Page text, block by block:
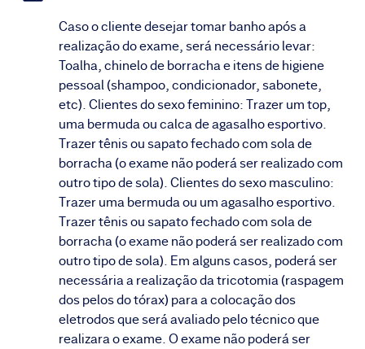
Caso o cliente desejar tomar banho após a
realização do exame, será necessário levar:
Toalha, chinelo de borracha e itens de higiene
pessoal (shampoo, condicionador, sabonete,
etc). Clientes do sexo feminino: Trazer um top,
uma bermuda ou calca de agasalho esportivo.
Trazer tênis ou sapato fechado com sola de
borracha (o exame não poderá ser realizado com
outro tipo de sola). Clientes do sexo masculino:
Trazer uma bermuda ou um agasalho esportivo.
Trazer tênis ou sapato fechado com sola de
borracha (o exame não poderá ser realizado com
outro tipo de sola). Em alguns casos, poderá ser
necessária a realização da tricotomia (raspagem
dos pelos do tórax) para a colocação dos
eletrodos que será avaliado pelo técnico que
realizara o exame. O exame não poderá ser